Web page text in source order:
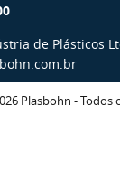
de Plásticos
Plasbohn - Todos